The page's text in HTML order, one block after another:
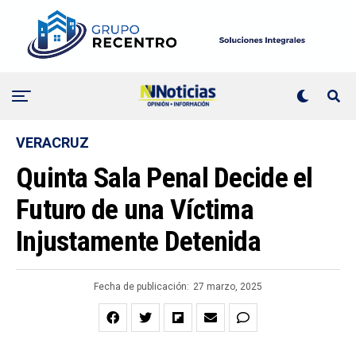
VERACRUZ
Quinta Sala Penal Decide el
Futuro de una Víctima
Injustamente Detenida
Fecha de publicación: 27 marzo, 2025